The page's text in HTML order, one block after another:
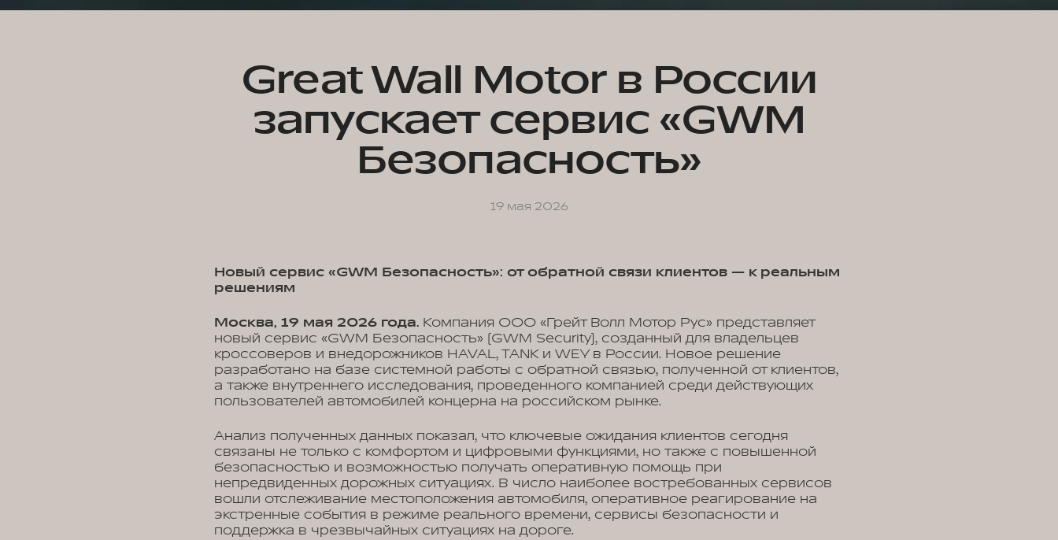
Great Wall Motor в России
запускает сервис «GWM
Безопасность»
19 мая 2026
Новый сервис «GWM Безопасность»: от обратной связи клиентов — к реальным
решениям
Москва, 19 мая 2026 года. Компания ООО «Грейт Волл Мотор Рус» представляет
новый сервис «GWM Безопасность» (GWM Security), созданный для владельцев
кроссоверов и внедорожников HAVAL, TANK и WEY в России. Новое решение
разработано на базе системной работы с обратной связью, полученной от клиентов,
а также внутреннего исследования, проведенного компанией среди действующих
пользователей автомобилей концерна на российском рынке.
Анализ полученных данных показал, что ключевые ожидания клиентов сегодня
связаны не только с комфортом и цифровыми функциями, но также с повышенной
безопасностью и возможностью получать оперативную помощь при
непредвиденных дорожных ситуациях. В число наиболее востребованных сервисов
вошли отслеживание местоположения автомобиля, оперативное реагирование на
экстренные события в режиме реального времени, сервисы безопасности и
поддержка в чрезвычайных ситуациях на дороге.